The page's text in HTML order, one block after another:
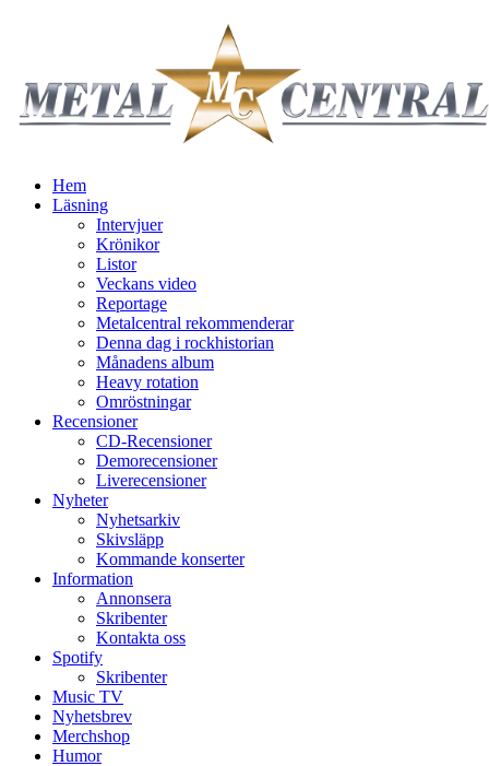
Hem
Läsning
Intervjuer
Krönikor
Listor
Veckans video
Reportage
Metalcentral rekommenderar
Denna dag i rockhistorian
Månadens album
Heavy rotation
Omröstningar
Recensioner
CD-Recensioner
Demorecensioner
Liverecensioner
Nyheter
Nyhetsarkiv
Skivsläpp
Kommande konserter
Information
Annonsera
Skribenter
Kontakta oss
Spotify
Skribenter
Music TV
Nyhetsbrev
Merchshop
Humor